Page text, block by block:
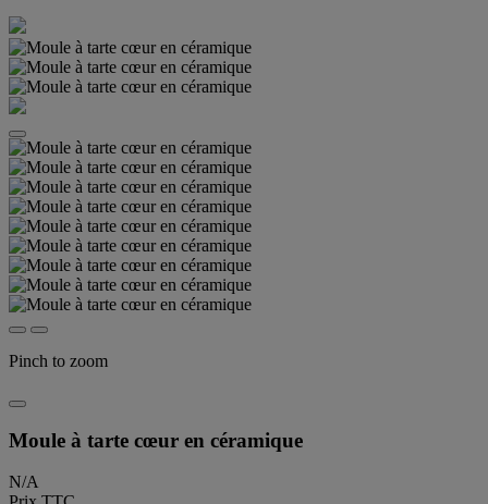
Pinch to zoom
Moule à tarte cœur en céramique
N/A